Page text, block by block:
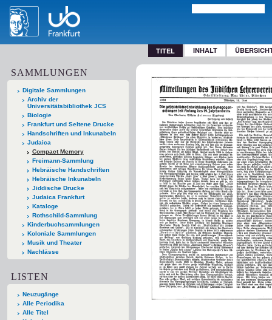
TITEL INHALT
SAMMLUNGEN
Digitale Sammlungen
Archiv der
Universitätsbibliothek JCS
Biologie
Frankfurt und Seltene Drucke
Handschriften und Inkunabeln
Judaica
Compact Memory
Freimann-Sammlung
Hebräische Handschriften
Hebräische Inkunabeln
Jiddische Drucke
Judaica Frankfurt
Kataloge
Rothschild-Sammlung
Kinderbuchsammlungen
Koloniale Sammlungen
Musik und Theater
Nachlässe
LISTEN
Neuzugänge
Alle Periodika
Alle Titel